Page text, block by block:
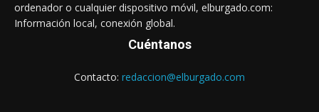
ordenador o cualquier dispositivo móvil, elburgado.com:
Información local, conexión global.
Cuéntanos
Contacto: redaccion@elburgado.com